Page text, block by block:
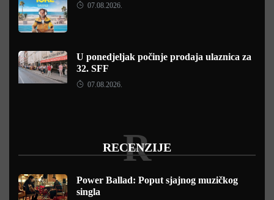
07.08.2026.
U ponedjeljak počinje prodaja ulaznica za
32. SFF
07.08.2026.
RECENZIJE
R
Power Ballad: Poput sjajnog muzičkog
singla